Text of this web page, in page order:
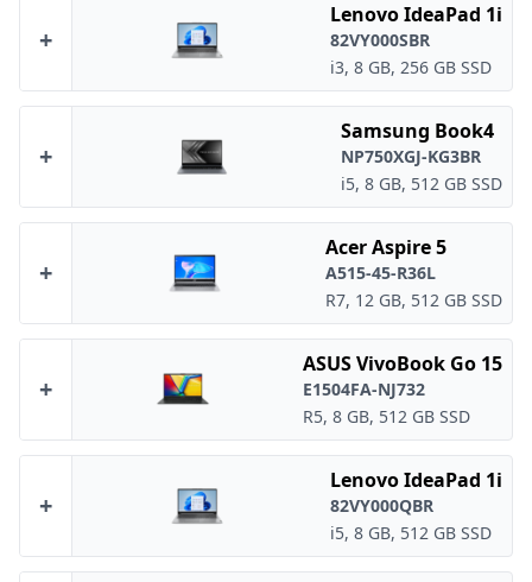
+
Lenovo IdeaPad 1i
82VY000SBR
i3, 8 GB, 256 GB SSD
+
Samsung Book4
NP750XGJ-KG3BR
i5, 8 GB, 512 GB SSD
+
Acer Aspire 5
A515-45-R36L
R7, 12 GB, 512 GB SSD
+
ASUS VivoBook Go 15
E1504FA-NJ732
R5, 8 GB, 512 GB SSD
+
Lenovo IdeaPad 1i
82VY000QBR
i5, 8 GB, 512 GB SSD